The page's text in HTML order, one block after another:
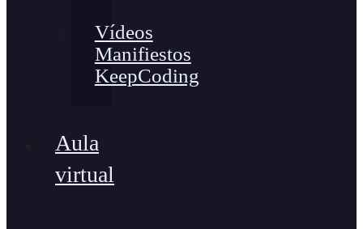
Vídeos
Manifiestos
KeepCoding
Aula
virtual